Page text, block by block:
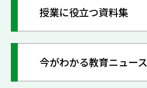
授業に役立つ資料集
今がわかる教育ニュース